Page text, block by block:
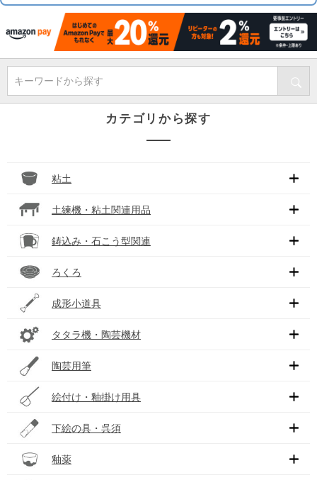
キーワードから探す
カテゴリから探す
粘土
土練機・粘土関連用品
鋳込み・石こう型関連
ろくろ
成形小道具
タタラ機・陶芸機材
陶芸用筆
絵付け・釉掛け用具
下絵の具・呉須
釉薬